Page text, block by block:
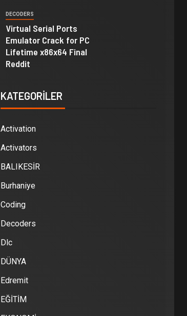
DECODERS
Virtual Serial Ports
Emulator Crack for PC
Lifetime x86x64 Final
Reddit
KATEGORILER
Activation
Activators
BALIKESİR
Burhaniye
Coding
Decoders
Dlc
DÜNYA
Edremit
EĞİTİM